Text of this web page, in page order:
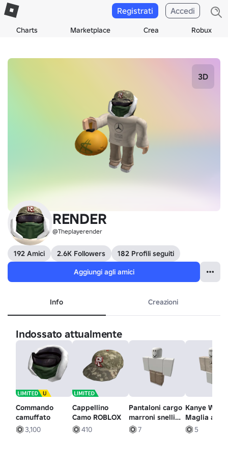
Charts Marketplace Crea Robux
Registrati Accedi
3D
RENDER
@Theplayerender
192 Amici 2.6K Followers
182 Profili seguiti
Aggiungi agli amici
Info Creazioni
Indossato attualmente
Commando
camuffato
3,100
Cappellino
Camo ROBLOX
410
Pantaloni cargo
marroni snelli
con cappuccio
Estetica y2k
7
Kanye West
Maglia a
maniche
Donda
5